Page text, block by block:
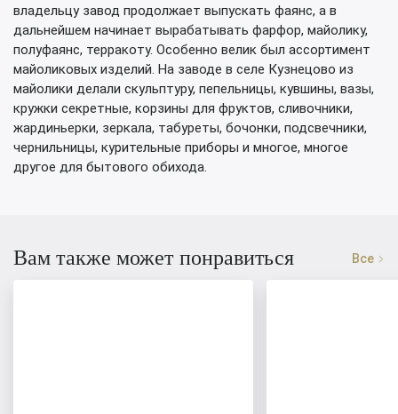
владельцу завод продолжает выпускать фаянс, а в
дальнейшем начинает вырабатывать фарфор, майолику,
полуфаянс, терракоту. Особенно велик был ассортимент
майоликовых изделий. На заводе в селе Кузнецово из
майолики делали скульптуру, пепельницы, кувшины, вазы,
кружки секретные, корзины для фруктов, сливочники,
жардиньерки, зеркала, табуреты, бочонки, подсвечники,
чернильницы, курительные приборы и многое, многое
другое для бытового обихода.
Вам также может понравиться Все